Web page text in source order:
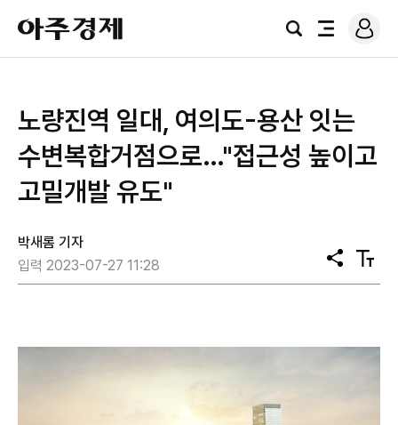
아
주
경
검
전
로
그
노량진역 일대, 여의도-용산 잇는
수변복합거점으로…"접근성 높이고
고밀개발 유도"
박새롬 기자
입력 2023-07-27 11:28
공
유
텍
스